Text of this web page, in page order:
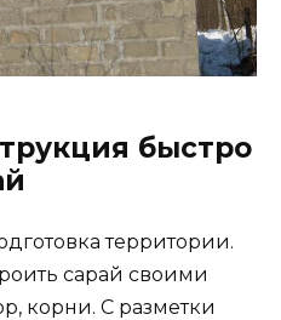
быстро
территории.
сарай своими
корни. С разметки